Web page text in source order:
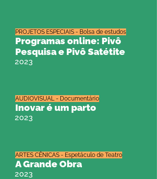
Programas online: Pivô
Pesquisa e Pivô Satétite
2023
PROJETOS ESPECIAIS - Bolsa de estudos
Inovar é um parto
2023
AUDIOVISUAL - Documentário
A Grande Obra
2023
ARTES CÊNICAS - Espetáculo de Teatro